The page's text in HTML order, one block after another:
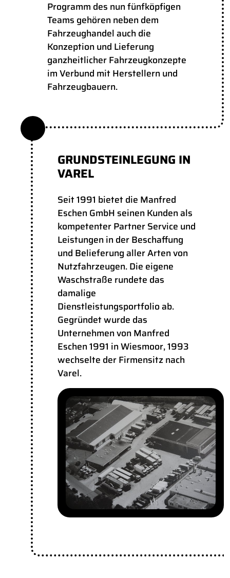
Programm des nun fünfköpfigen
Teams gehören neben dem
Fahrzeughandel auch die
Konzeption und Lieferung
ganzheitlicher Fahrzeugkonzepte
im Verbund mit Herstellern und
Fahrzeugbauern.
GRUNDSTEINLEGUNG IN
VAREL
Seit 1991 bietet die Manfred
Eschen GmbH seinen Kunden als
kompetenter Partner Service und
Leistungen in der Beschaffung
und Belieferung aller Arten von
Nutzfahrzeugen. Die eigene
Waschstraße rundete das
damalige
Dienstleistungsportfolio ab.
Gegründet wurde das
Unternehmen von Manfred
Eschen 1991 in Wiesmoor, 1993
wechselte der Firmensitz nach
Varel.